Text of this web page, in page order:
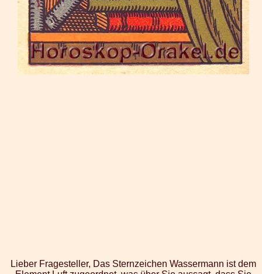
Lieber Fragesteller, Das Sternzeichen Wassermann ist dem